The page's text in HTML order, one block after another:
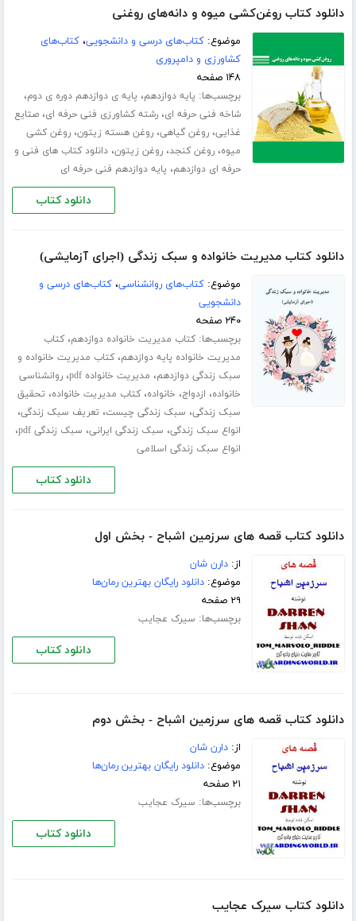
دانلود کتاب روغن‌کشی میوه و دانه‌های روغنی
موضوع:کتاب‌های درسی و دانشجویی،کتاب‌های
کشاورزی و دامپروری
۱۴۸ صفحه
برچسب‌ها: پایه دوازدهم، پایه ی دوازدهم دوره ی دوم،
شاخه فنی حرفه ای،رشته کشاورزی فنی حرفه ای،صتایع
غذایی،روغن گیاهی،روغن هسته زیتون،روغن کشی
میوه،روغن کنجد،روغن زیتون،دانلود کتاب های فنی و
حرفه ای دوازدهم، پایه دوازدهم فنی حرفه ای
دانلود کتاب
دانلود کتاب مدیریت خانواده و سبک زندگی (اجرای آزمایشی)
موضوع:کتاب‌های روانشناسی،کتاب‌های درسی و
دانشجویی
۲۴۰ صفحه
برچسب‌ها:کتاب مدیریت خانواده دوازدهم،کتاب
مدیریت خانواده پایه دوازدهم،کتاب مدیریت خانواده و
سبک زندگی دوازدهم، مدیریت خانواده pdf ،روانشناسی
خانواده، ازدواج، خانواده،کتاب مدیریت خانواده، تحقیق
سبک زندگی، سبک زندگی چیست، تعریف سبک زندگی،
انواع سبک زندگی، سبک زندگی ایرانی، سبک زندگی pdf ،
انواع سبک زندگی اسلامی
دانلود کتاب
دانلود کتاب قصه های سرزمین اشباح - بخش اول
از:دارن شان
موضوع:دانلود رایگان بهترین رمان‌ها
۲۹ صفحه
برچسب‌ها: سیرک عجایب
دانلود کتاب
دانلود کتاب قصه های سرزمین اشباح - بخش دوم
از:دارن شان
موضوع:دانلود رایگان بهترین رمان‌ها
۲۱ صفحه
برچسب‌ها: سیرک عجایب
دانلود کتاب
دانلود کتاب سیرک عجایب